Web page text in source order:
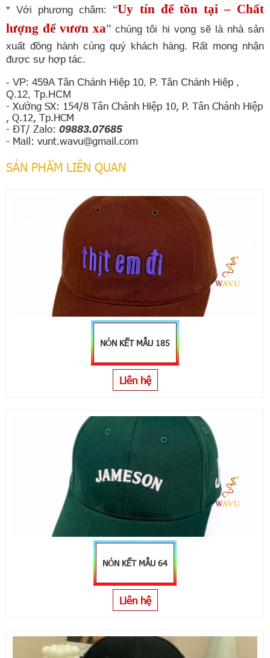
* Với phương châm: “Uy tín để tồn tại – Chất
lượng để vươn xa”chúng tôi hi vọng sẽ là nhà sản
xuất đồng hành cùng quý khách hàng. Rất mong nhận
được sự hợp tác.
- VP: 459A Tân Chánh Hiệp 10, P. Tân Chánh Hiệp ,
Q.12, Tp.HCM
- Xưởng SX: 154/8 Tân Chánh Hiệp 10, P. Tân Chánh Hiệp
, Q.12, Tp.HCM
- ĐT/ Zalo: 09883.07685
- Mail: vunt.wavu@gmail.com
SẢN PHẨM LIÊN QUAN
NÓN KẾT MẪU 185
Liên hệ
NÓN KẾT MẪU 64
Liên hệ